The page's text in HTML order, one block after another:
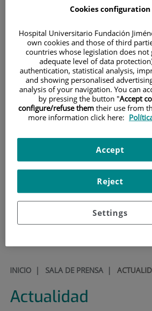
Investigación
Docencia
Teléfono de atención al
INICIO| SALA DE PRENSA|
Actualidad
Cookies configuration
Hospital Universitario Fundación
own cookies and those of third
countries whose legislation does not
adequate level of data
authentication, statistical analysis,
and showing personalised
analysis of your navigation. You can
by pressing the button "Accept
configure/refuse them their use from
more information click here:
Settings
Reject
Accept